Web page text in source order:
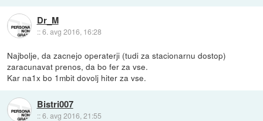
Dr_M
::6. avg 2016, 16:28
Najbolje, da zacnejo operaterji (tudi za stacionarnu dostop)
zaracunavat prenos, da bo fer za vse.
Kar na1x bo 1mbit dovolj hiter za vse.
Bistri007
::6. avg 2016, 21:55